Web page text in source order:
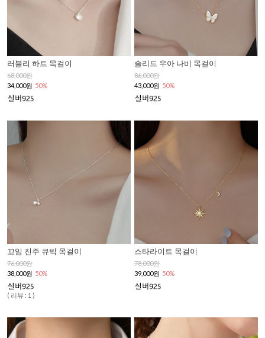
러블리 하트 목걸이
68,000원
34,000원 50%
솔리드 우아 나비 목걸이
86,000원
43,000원 50%
꼬임 진주 큐빅 목걸이
76,000원
38,000원 50%
( 리뷰 : 1 )
스타라이트 목걸이
78,000원
39,000원 50%